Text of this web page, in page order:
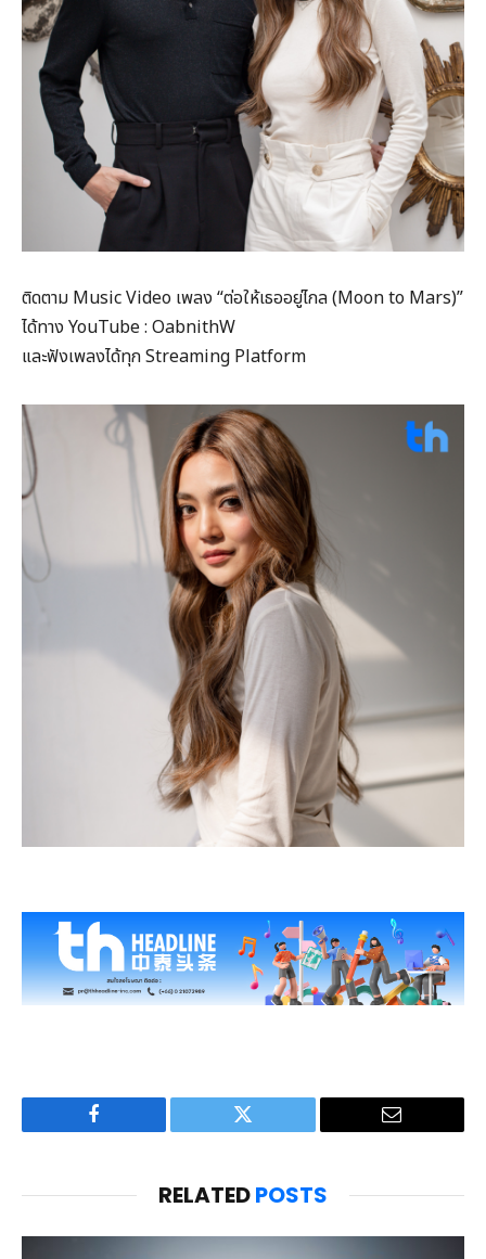
ติดตาม Music Video เพลง “ต่อให้เธออยู่ไกล (Moon to Mars)”
ได้ทาง YouTube : OabnithW
และฟังเพลงได้ทุก Streaming Platform
Facebook Twitter Email
RELATEDPOSTS